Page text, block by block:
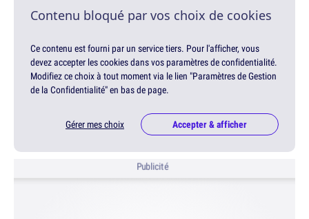
Contenu bloqué par vos choix de cookies
Ce contenu est fourni par un service tiers. Pour l'afficher, vous
devez accepter les cookies dans vos paramètres de confidentialité.
Modifiez ce choix à tout moment via le lien "Paramètres de Gestion
de la Confidentialité" en bas de page.
Gérer mes choix Accepter & afficher
Publicité